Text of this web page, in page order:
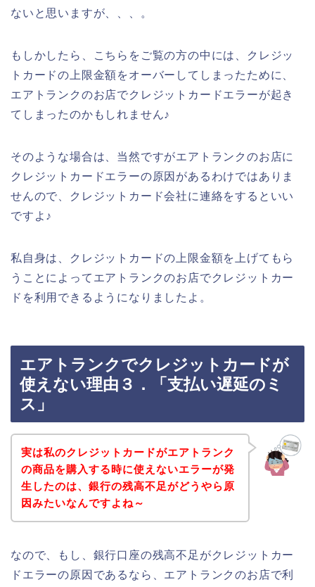
ないと思いますが、、、。
もしかしたら、こちらをご覧の方の中には、クレジッ
トカードの上限金額をオーバーしてしまったために、
エアトランクのお店でクレジットカードエラーが起き
てしまったのかもしれません♪
そのような場合は、当然ですがエアトランクのお店に
クレジットカードエラーの原因があるわけではありま
せんので、クレジットカード会社に連絡をするといい
ですよ♪
私自身は、クレジットカードの上限金額を上げてもら
うことによってエアトランクのお店でクレジットカー
ドを利用できるようになりましたよ。
エアトランクでクレジットカードが
使えない理由３．「支払い遅延のミ
ス」
実は私のクレジットカードがエアトランク
の商品を購入する時に使えないエラーが発
生したのは、銀行の残高不足がどうやら原
因みたいなんですよね～
なので、もし、銀行口座の残高不足がクレジットカー
ドエラーの原因であるなら、エアトランクのお店で利